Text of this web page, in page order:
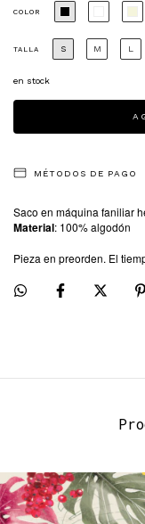
COLOR
TALLA S M L
en stock
MÉTODOS DE PAGO
Saco en máquina faniliar
Material: 100% algodón
Pieza en preorden. El